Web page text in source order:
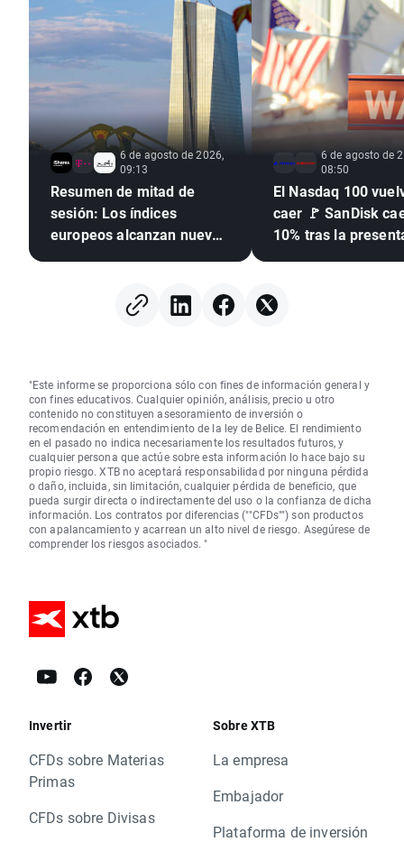
6 de agosto de 2026,
09:13
Resumen de mitad de
sesión: Los índices
europeos alcanzan nuevos
6 de agosto de
08:50
El Nasdaq 100
caer 🚩 SanDisk
10% tras la
presión
"Este informe se proporciona sólo con fines de información general y
con fines educativos. Cualquier opinión, análisis, precio u otro
contenido no constituyen asesoramiento de inversión o
recomendación en entendimiento de la ley de Belice. El rendimiento
en el pasado no indica necesariamente los resultados futuros, y
cualquier persona que actúe sobre esta información lo hace bajo su
propio riesgo. XTB no aceptará responsabilidad por ninguna pérdida
o daño, incluida, sin limitación, cualquier pérdida de beneficio, que
pueda surgir directa o indirectamente del uso o la confianza de dicha
información. Los contratos por diferencias (""CFDs"") son productos
con apalancamiento y acarrean un alto nivel de riesgo. Asegúrese de
comprender los riesgos asociados. "
Invertir
CFDs sobre Materias
Primas
CFDs sobre Divisas
Sobre XTB
La empresa
Embajador
Plataforma de inversión